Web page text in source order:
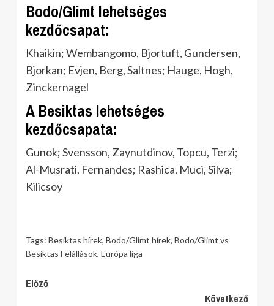
Bodo/Glimt lehetséges
kezdőcsapat:
Khaikin; Wembangomo, Bjortuft, Gundersen,
Bjorkan; Evjen, Berg, Saltnes; Hauge, Hogh,
Zinckernagel
A Besiktas lehetséges
kezdőcsapata:
Gunok; Svensson, Zaynutdinov, Topcu, Terzi;
Al-Musrati, Fernandes; Rashica, Muci, Silva;
Kilicsoy
Tags: Besiktas hírek, Bodo/Glimt hírek, Bodo/Glimt vs
Besiktas Felállások, Európa liga
Continue
Előző
Következő